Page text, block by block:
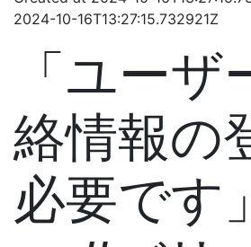
2024-10-16T13:27:15.732921Z
「ユーザ
絡情報の
必要です